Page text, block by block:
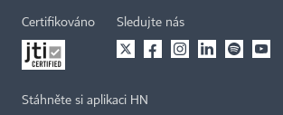
Certifikováno Sledujte nás
Stáhněte si aplikaci HN